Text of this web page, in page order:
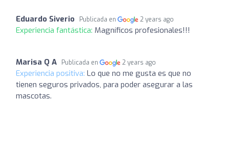
Eduardo Siverio Publicada en 2 years ago
Experiencia fantástica: Magníficos profesionales!!!
Marisa Q A Publicada en 2 years ago
Experiencia positiva: Lo que no me gusta es que no
tienen seguros privados, para poder asegurar a las
mascotas.